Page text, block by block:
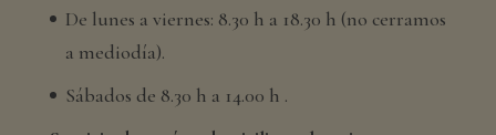
De lunes a viernes: 8.30 h a 18.30 h (no cerramos
a mediodía).
Sábados de 8.30 h a 14.00 h .